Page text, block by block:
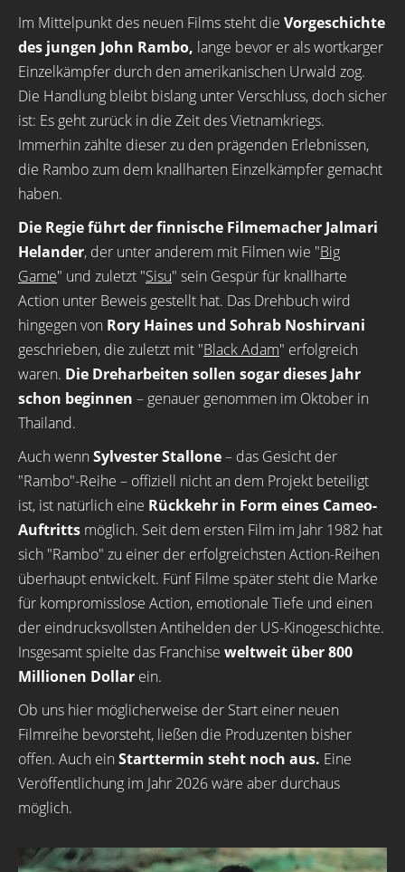
Im Mittelpunkt des neuen Films steht die Vorgeschichte
des jungen John Rambo, lange bevor er als wortkarger
Einzelkämpfer durch den amerikanischen Urwald zog.
Die Handlung bleibt bislang unter Verschluss, doch sicher
ist: Es geht zurück in die Zeit des Vietnamkriegs.
Immerhin zählte dieser zu den prägenden Erlebnissen,
die Rambo zum dem knallharten Einzelkämpfer gemacht
haben.
Die Regie führt der finnische Filmemacher Jalmari
Helander, der unter anderem mit Filmen wie "Big
Game" und zuletzt "Sisu" sein Gespür für knallharte
Action unter Beweis gestellt hat. Das Drehbuch wird
hingegen von Rory Haines und Sohrab Noshirvani
geschrieben, die zuletzt mit "Black Adam" erfolgreich
waren. Die Dreharbeiten sollen sogar dieses Jahr
schon beginnen – genauer genommen im Oktober in
Thailand.
Auch wenn Sylvester Stallone– das Gesicht der
"Rambo"-Reihe – offiziell nicht an dem Projekt beteiligt
ist, ist natürlich eine Rückkehr in Form eines Cameo-
Auftritts möglich. Seit dem ersten Film im Jahr 1982 hat
sich "Rambo" zu einer der erfolgreichsten Action-Reihen
überhaupt entwickelt. Fünf Filme später steht die Marke
für kompromisslose Action, emotionale Tiefe und einen
der eindrucksvollsten Antihelden der US-Kinogeschichte.
Insgesamt spielte das Franchise weltweit über 800
Millionen Dollar ein.
Ob uns hier möglicherweise der Start einer neuen
Filmreihe bevorsteht, ließen die Produzenten bisher
offen. Auch ein Starttermin steht noch aus. Eine
Veröffentlichung im Jahr 2026 wäre aber durchaus
möglich.